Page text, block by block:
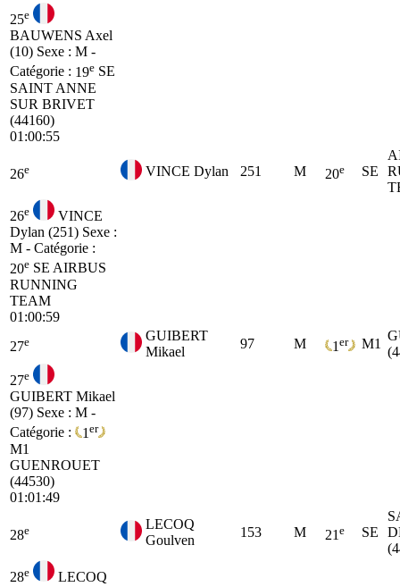
25e
BAUWENS Axel
(10) Sexe : M -
Catégorie : 19e SE
SAINT ANNE
SUR BRIVET
(44160)
01:00:55
26e VINCE Dylan 251 M 20e SE
26e
VINCE
Dylan (251) Sexe :
M - Catégorie :
20e SE AIRBUS
RUNNING
TEAM
01:00:59
27e
GUIBERT
Mikael
97 M 1 er M1
27e
GUIBERT Mikael
(97) Sexe : M -
Catégorie :
1 er
M1
GUENROUET
(44530)
01:01:49
28e
LECOQ
Goulven
153 M 21 e SE
28e
LECOQ